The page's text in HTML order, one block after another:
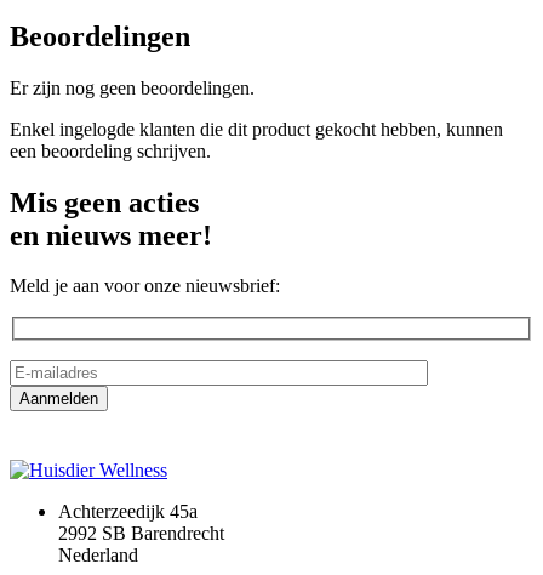
Beoordelingen
Er zijn nog geen beoordelingen.
Enkel ingelogde klanten die dit product gekocht hebben, kunnen
een beoordeling schrijven.
Mis geen acties
en nieuws meer!
Meld je aan voor onze nieuwsbrief:
Achterzeedijk 45a
2992 SB Barendrecht
Nederland